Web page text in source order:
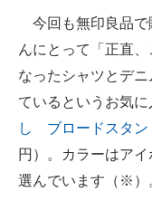
今回も無印良品で
んにとって「正直
なったシャツとデ
ているというお気に
し ブロードスタン
円）。カラーはア
選んでいます（※）